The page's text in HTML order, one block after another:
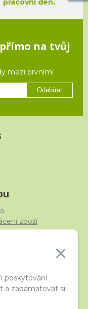
poskytování
a zapamatovat si
na tvůj
mezi prvními
Odebírat
zboží